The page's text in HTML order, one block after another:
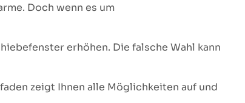
Doch wenn es um
erhöhen. Die falsche Wahl kann
zeigt Ihnen alle Möglichkeiten auf und